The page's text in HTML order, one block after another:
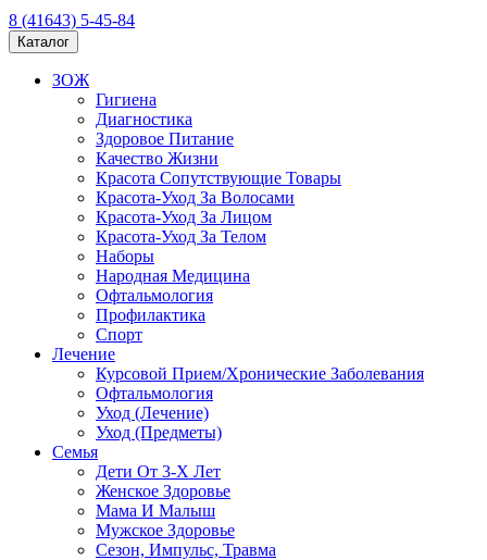
8 (41643) 5-45-84
Каталог
ЗОЖ
Гигиена
Диагностика
Здоровое Питание
Качество Жизни
Красота Сопутствующие Товары
Красота-Уход За Волосами
Красота-Уход За Лицом
Красота-Уход За Телом
Наборы
Народная Медицина
Офтальмология
Профилактика
Спорт
Лечение
Курсовой Прием/Хронические Заболевания
Офтальмология
Уход (Лечение)
Уход (Предметы)
Семья
Дети От 3-Х Лет
Женское Здоровье
Мама И Малыш
Мужское Здоровье
Сезон, Импульс, Травма